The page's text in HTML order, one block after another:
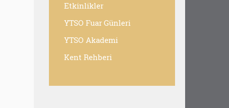
Etkinlikler
YTSO Fuar Günleri
YTSO Akademi
Kent Rehberi